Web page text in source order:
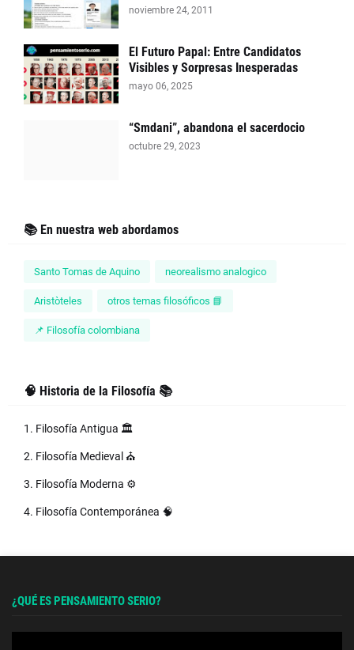
noviembre 24, 2011
El Futuro Papal: Entre Candidatos
Visibles y Sorpresas Inesperadas
mayo 06, 2025
“Smdani”, abandona el sacerdocio
octubre 29, 2023
📚 En nuestra web abordamos
Santo Tomas de Aquino neorealismo analogico
Aristòteles otros temas filosóficos 📘
📌 Filosofía colombiana
🧠 Historia de la Filosofía 📚
1. Filosofía Antigua 🏛️
2. Filosofía Medieval ⛪
3. Filosofía Moderna ⚙️
4. Filosofía Contemporánea 🧠
¿QUÉ ES PENSAMIENTO SERIO?